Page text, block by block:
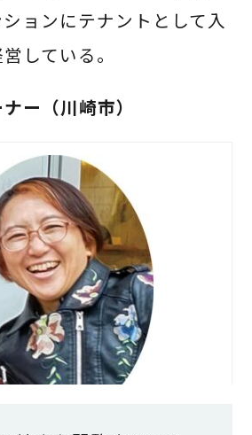
ョンにテナントとして入
している。
ー（川崎市）